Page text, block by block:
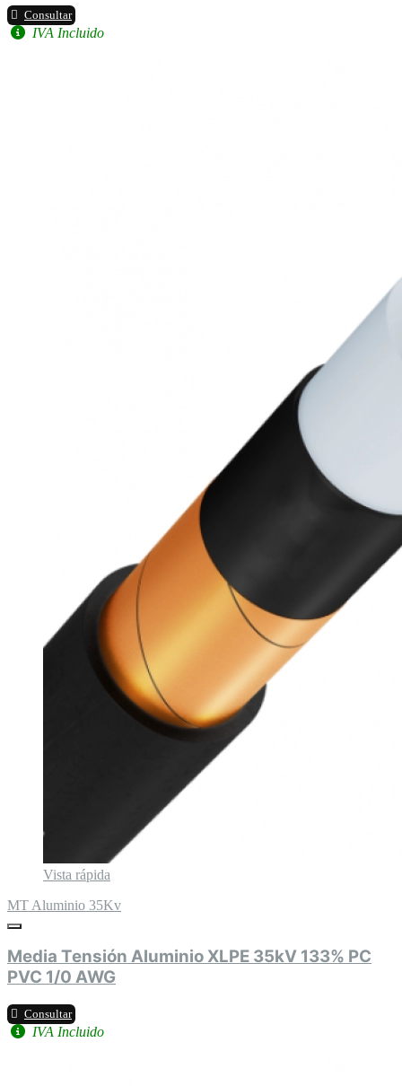
Consultar
IVA Incluido
Vista rápida
MT Aluminio 35Kv
Media Tensión Aluminio XLPE 35kV 133% PC
PVC 1/0 AWG
Consultar
IVA Incluido